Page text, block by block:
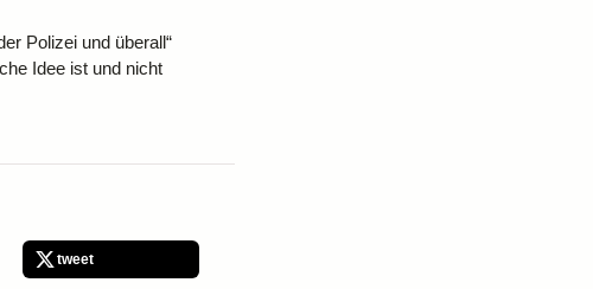
Polizei und überall“
Idee ist und nicht
tweet